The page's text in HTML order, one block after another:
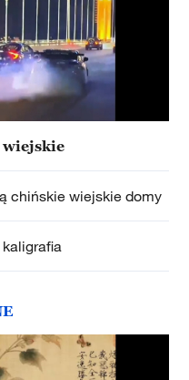
wiejskie
chińskie wiejskie domy